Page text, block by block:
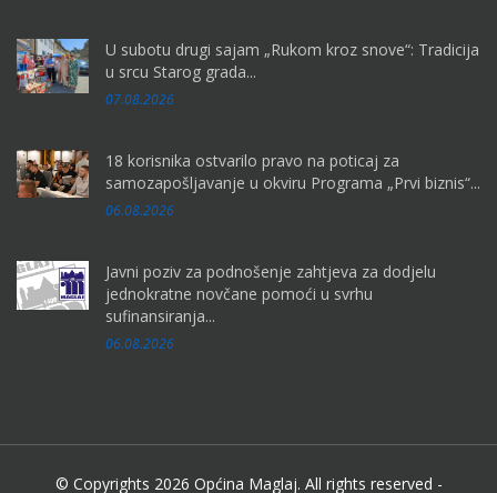
U subotu drugi sajam „Rukom kroz snove“: Tradicija
u srcu Starog grada...
07.08.2026
18 korisnika ostvarilo pravo na poticaj za
samozapošljavanje u okviru Programa „Prvi biznis“...
06.08.2026
Javni poziv za podnošenje zahtjeva za dodjelu
jednokratne novčane pomoći u svrhu
sufinansiranja...
06.08.2026
© Copyrights 2026 Općina Maglaj. All rights reserved -